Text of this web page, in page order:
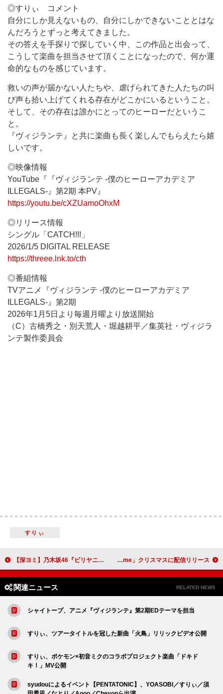
◎すりぃ コメント
自分にしか見えないもの、自分にしかできないこととはな
んだろうとずっと考えてきました。
その答えを手探りで探していく中、この作品と出会って、
こうして楽曲を担当させて頂くことになったので、何か運
命的なものを感じています。
救いの声が届かない人たちや、虐げられてきた人たちの叫
び声も拾い上げてくれる存在がどこかにいるということ。
そして、その存在は誰かにとってのヒーローだというこ
と。
『ヴィジランテ』と共に楽曲も長く楽しんでもらえたら嬉
しいです。
◎映像情報
YouTube『『ヴィジランテ -僕のヒーローアカデミア
ILLEGALS-』第2期 本PV』
https://youtu.be/cXZUamoOhxM
◎リリース情報
シングル「CATCH!!!」
2026/1/5 DIGITAL RELEASE
https://threee.lnk.to/cth
◎番組情報
TVアニメ『ヴィジランテ -僕のヒーローアカデミア
ILLEGALS-』第2期
2026年1月5日より毎週月曜より放送開始
（C）古橋秀之・別天荒人・堀越耕平／集英社・ヴィジラ
ンテ製作委員会
すりぃ
【深ヨミ】乃木坂46『ビリヤニ』の初週地域別販売動向を過去作と比較調査 WATWING、DOBERMAN INFINITYメンバーが制作参加の新曲「Home」クリスマスに配信リリース
関連ニュース RELATED NEWS
シャイトープ、アニメ『ヴィジランテ』第2期EDテーマを担当
すりぃ、ツアータイトルを冠した新曲「火鳥」リリックビデオ公開
すりぃ、ポケモン×初音ミクのコラボプロジェクト楽曲「ドキド
キ！」MV公開
syudouによるイベント【PENTATONIC】、YOASOBI／すりぃ／須